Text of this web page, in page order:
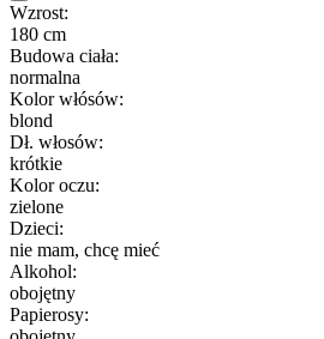
Wzrost:
180 cm
Budowa ciała:
normalna
Kolor włósów:
blond
Dł. włosów:
krótkie
Kolor oczu:
zielone
Dzieci:
nie mam, chcę mieć
Alkohol:
obojętny
Papierosy: